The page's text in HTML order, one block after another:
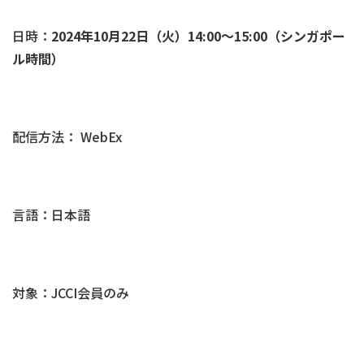
日時： 2024年10月22日（火）14:00～15:00（シンガポー
ル時間）
配信方法： WebEx
言語：日本語
対象：JCCI会員のみ